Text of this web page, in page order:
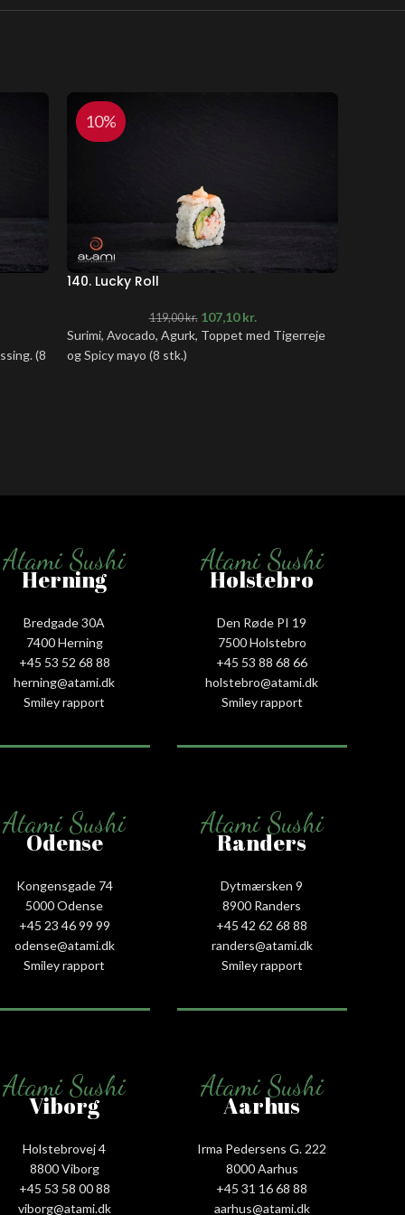
(8
10%
140. Lucky Roll
119,00kr. 107,10kr.
Surimi, Avocado, Agurk, Toppet med Tigerreje
og Spicy mayo (8 stk.)
Atami Sushi
Herning
Bredgade 30A
7400 Herning
+45 53 52 68 88
herning@atami.dk
Smiley rapport
Atami Sushi
Holstebro
Den Røde PI 19
7500 Holstebro
+45 53 88 68 66
holstebro@atami.dk
Smiley rapport
Atami Sushi
Odense
Kongensgade 74
5000 Odense
+45 23 46 99 99
odense@atami.dk
Smiley rapport
Atami Sushi
Randers
Dytmærsken 9
8900 Randers
+45 42 62 68 88
randers@atami.dk
Smiley rapport
Atami Sushi
Viborg
Holstebrovej 4
8800 Viborg
+45 53 58 00 88
viborg@atami.dk
Atami Sushi
Aarhus
Irma Pedersens G. 222
8000 Aarhus
+45 31 16 68 88
aarhus@atami.dk